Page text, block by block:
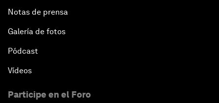
Notas de prensa
Galería de fotos
Pódcast
Vídeos
Participe en el Foro